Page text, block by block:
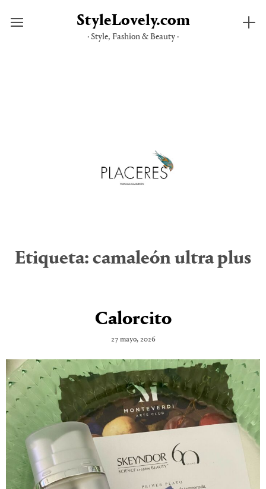
StyleLovely.com
· Style, Fashion & Beauty ·
Etiqueta: camaleón ultra plus
Calorcito
27 mayo, 2026